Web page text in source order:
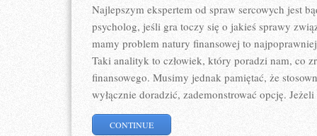
Najlepszym ekspertem od spraw sercowych jest
psycholog, jeśli gra toczy się o jakieś sprawy
mamy problem natury finansowej to
Taki analityk to człowiek, który poradzi nam, co
finansowego. Musimy jednak pamiętać, że
wyłącznie doradzić, zademonstrować opcję.
CONTINUE